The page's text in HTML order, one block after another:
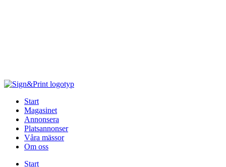
Start
Magasinet
Annonsera
Platsannonser
Våra mässor
Om oss
Start